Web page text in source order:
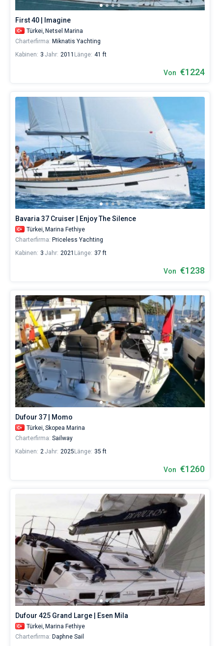
First 40 | Imagine
Türkei, Netsel Marina
Charterfirma: Miknatis Yachting
Kabinen: 3 Jahr: 2011 Länge: 41 ft
Von €1224
Bavaria 37 Cruiser | Enjoy The Silence
Türkei, Marina Fethiye
Charterfirma: Priceless Yachting
Kabinen: 3 Jahr: 2021 Länge: 37 ft
Von €1238
Dufour 37 | Momo
Türkei, Skopea Marina
Charterfirma: Sailway
Kabinen: 2Jahr: 2025 Länge: 35 ft
Von €1260
Dufour 425 Grand Large | Esen Mila
Türkei, Marina Fethiye
Charterfirma: Daphne Sail